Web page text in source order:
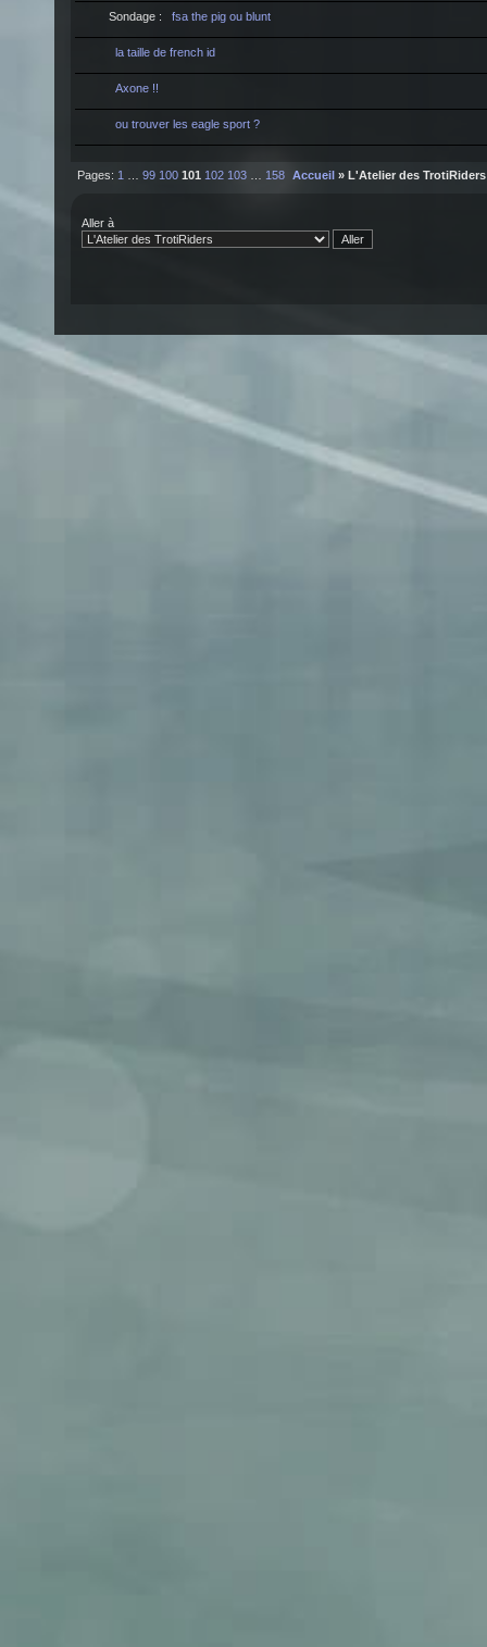
Sondage :fsa the pig ou blunt
la taille de french id
Axone !!
ou trouver les eagle sport ?
Pages: 1 99 100 101 102 103 158 Accueil » L'Atelier des TrotiRiders
Aller à